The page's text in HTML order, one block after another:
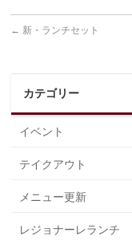
← 新・ランチセット
カテゴリー
イベント
テイクアウト
メニュー更新
レジョナーレランチ